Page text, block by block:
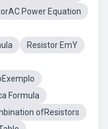
Power Equation
Resistor EmY
Formula
ofResistors